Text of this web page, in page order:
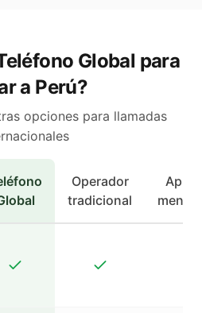
Global para
a Perú?
opciones para llamadas
Operador
tradicional
Apps